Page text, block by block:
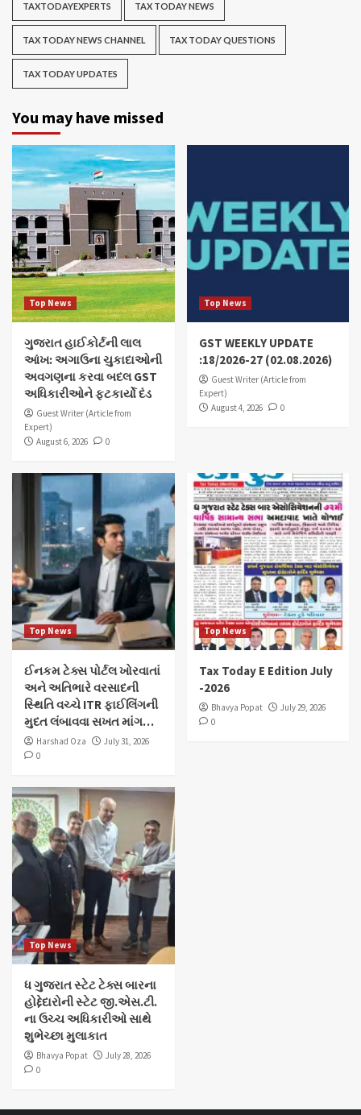
TAXTODAYEXPERTS TAX TODAY NEWS
TAX TODAY NEWS CHANNEL TAX TODAY QUESTIONS
TAX TODAY UPDATES
You may have missed
Top News
ગુજરાત હાઈકોર્ટની લાલ
આંખ: અગાઉના ચુકાદાઓની
અવગણના કરવા બદલ GST
અધિકારીઓને ફટકાર્યો દંડ
Guest Writer (Article from
Expert)
August 6, 2026
0
Top News
GST WEEKLY UPDATE
:18/2026-27 (02.08.2026)
Guest Writer (Article from
Expert)
August 4, 2026
0
Top News
ઈનકમ ટેક્સ પોર્ટલ ખોરવાતાં
અને અતિભારે વરસાદની
સ્થિતિ વચ્ચે ITR ફાઈલિંગની
મુદત લંબાવવા સખત માંગ…
Harshad Oza
July 31, 2026
0
Top News
Tax Today E Edition July
-2026
Bhavya Popat
July 29, 2026
0
Top News
ધ ગુજરાત સ્ટેટ ટેક્સ બારના
હોદ્દેદારોની સ્ટેટ જી.એસ.ટી.
ના ઉચ્ચ અધિકારીઓ સાથે
શુભેચ્છા મુલાકાત
Bhavya Popat
July 28, 2026
0